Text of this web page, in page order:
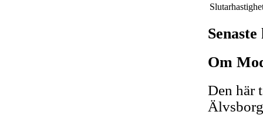
Om
Den här